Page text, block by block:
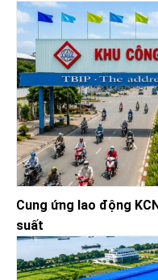
Cung ứng lao động
suất